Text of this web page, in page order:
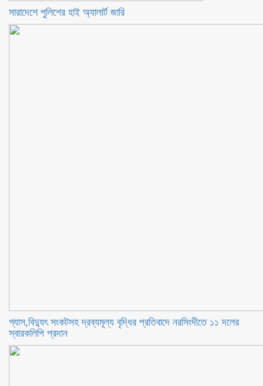
সারাদেশে পুলিশের হাই অ্যালার্ট জারি
গ্যাস,বিদ্যুৎ সংকটসহ দ্রব্যমূল্য বৃদ্ধির প্রতিবাদে নরসিংদীতে ১১ দলের
স্বারকলিপি প্রদান